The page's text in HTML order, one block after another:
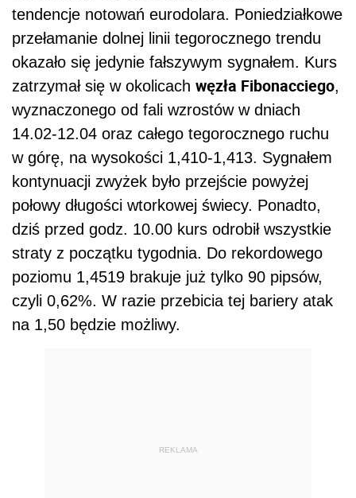
tendencje notowań eurodolara. Poniedziałkowe
przełamanie dolnej linii tegorocznego trendu
okazało się jedynie fałszywym sygnałem. Kurs
zatrzymał się w okolicach węzła Fibonacciego,
wyznaczonego od fali wzrostów w dniach
14.02-12.04 oraz całego tegorocznego ruchu
w górę, na wysokości 1,410-1,413. Sygnałem
kontynuacji zwyżek było przejście powyżej
połowy długości wtorkowej świecy. Ponadto,
dziś przed godz. 10.00 kurs odrobił wszystkie
straty z początku tygodnia. Do rekordowego
poziomu 1,4519 brakuje już tylko 90 pipsów,
czyli 0,62%. W razie przebicia tej bariery atak
na 1,50 będzie możliwy.
REKLAMA